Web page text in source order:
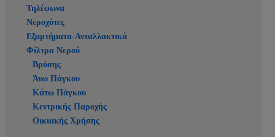
Τηλέφωνα
Νεροχύτες
Εξαρτήματα-Ανταλλακτικά
Φίλτρα Νερού
Βρύσης
Άνω Πάγκου
Κάτω Πάγκου
Κεντρικής Παροχής
Οικιακής Χρήσης